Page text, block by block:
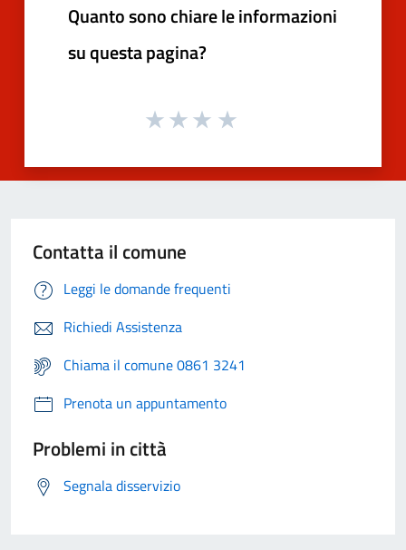
Quanto sono chiare le informazioni
su questa pagina?
Contatta il comune
Leggi le domande frequenti
Richiedi Assistenza
Chiama il comune 0861 3241
Prenota un appuntamento
Problemi in città
Segnala disservizio